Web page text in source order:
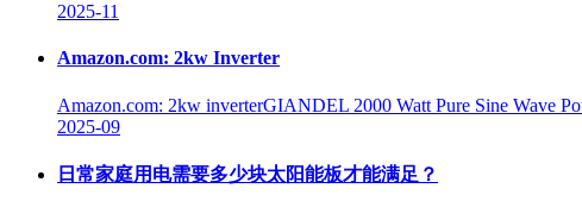
2025-11
Amazon.com: 2kw Inverter
Amazon.com: 2kw inverterGIANDEL 2000 Watt Pure Sine Wave
2025-09
日常家庭用电需要多少块太阳能板才能满足？